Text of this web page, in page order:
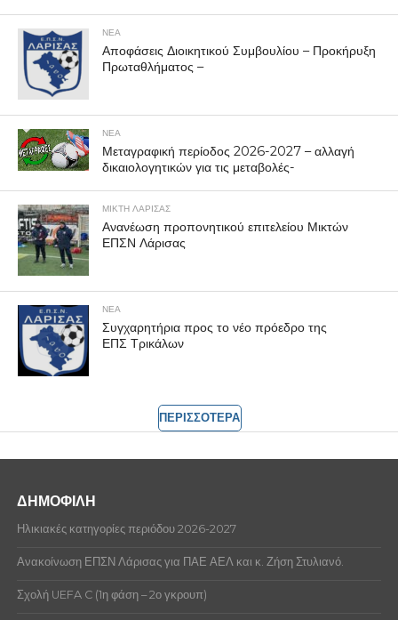
ΝΕΑ
Αποφάσεις Διοικητικού Συμβουλίου – Προκήρυξη
Πρωταθλήματος –
ΝΕΑ
Μεταγραφική περίοδος 2026-2027 – αλλαγή
δικαιολογητικών για τις μεταβολές-
ΜΙΚΤΗ ΛΑΡΙΣΑΣ
Ανανέωση προπονητικού επιτελείου Μικτών
ΕΠΣΝ Λάρισας
ΝΕΑ
Συγχαρητήρια προς το νέο πρόεδρο της
ΕΠΣ Τρικάλων
ΠΕΡΙΣΣΟΤΕΡΑ
ΔΗΜΟΦΙΛΗ
Ηλικιακές κατηγορίες περιόδου 2026-2027
Ανακοίνωση ΕΠΣΝ Λάρισας για ΠΑΕ ΑΕΛ και κ. Ζήση Στυλιανό.
Σχολή UEFA C (1η φάση – 2ο γκρουπ)